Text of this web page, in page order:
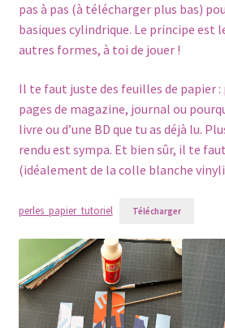
pas à pas (à télécharger plus bas)
basiques cylindrique. Le principe est
autres formes, à toi de jouer !
Il te faut juste des feuilles de papier
pages de magazine, journal ou
livre ou d’une BD que tu as déjà lu.
rendu est sympa. Et bien sûr, il te
(idéalement de la colle blanche
perles_papier_tutoriel Télécharger